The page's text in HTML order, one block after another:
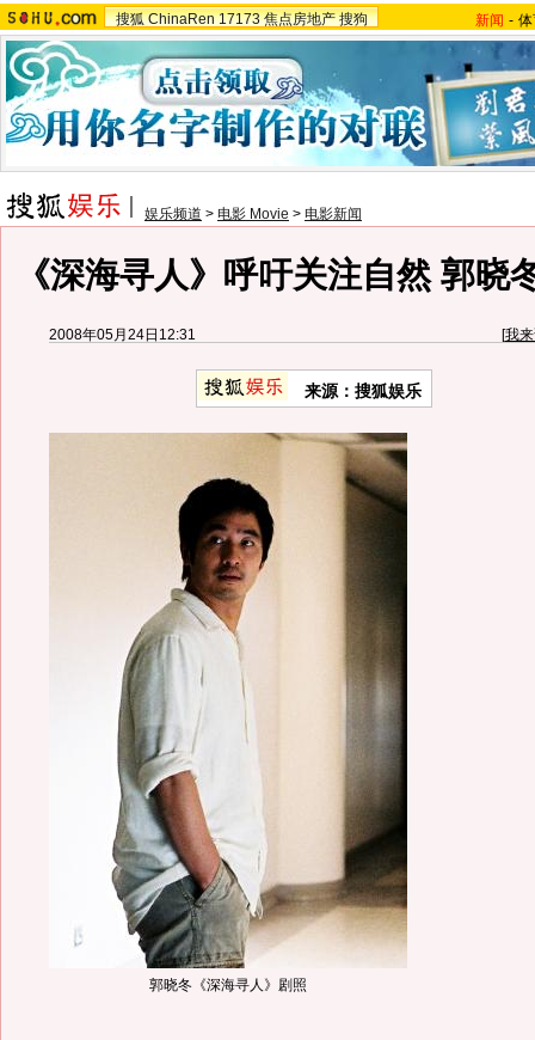
搜狐 ChinaRen 17173 焦点房地产 搜狗 新闻 -
娱乐频道 > 电影 Movie > 电影新闻
《深海寻人》呼吁关注自然 郭晓
2008年05月24日12:31 [我
来源：搜狐娱乐
郭晓冬《深海寻人》剧照